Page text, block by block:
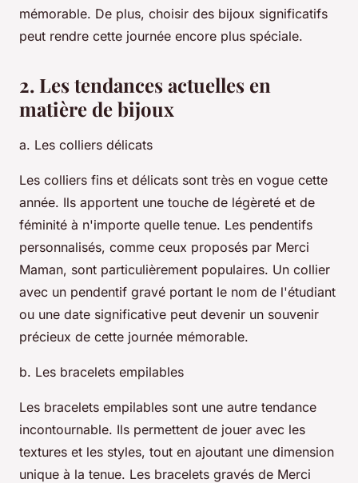
mémorable. De plus, choisir des bijoux significatifs
peut rendre cette journée encore plus spéciale.
2. Les tendances actuelles en
matière de bijoux
a. Les colliers délicats
Les colliers fins et délicats sont très en vogue cette
année. Ils apportent une touche de légèreté et de
féminité à n'importe quelle tenue. Les pendentifs
personnalisés, comme ceux proposés par Merci
Maman, sont particulièrement populaires. Un collier
avec un pendentif gravé portant le nom de l'étudiant
ou une date significative peut devenir un souvenir
précieux de cette journée mémorable.
b. Les bracelets empilables
Les bracelets empilables sont une autre tendance
incontournable. Ils permettent de jouer avec les
textures et les styles, tout en ajoutant une dimension
unique à la tenue. Les bracelets gravés de Merci